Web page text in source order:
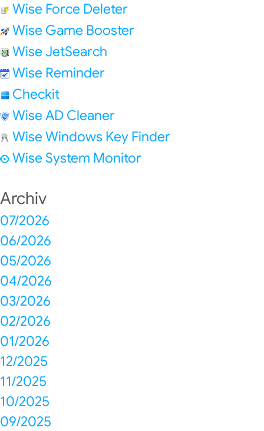
Wise Force Deleter
Wise Game Booster
Wise JetSearch
Wise Reminder
Checkit
Wise AD Cleaner
Wise Windows Key Finder
Wise System Monitor
Archiv
07/2026
06/2026
05/2026
04/2026
03/2026
02/2026
01/2026
12/2025
11/2025
10/2025
09/2025